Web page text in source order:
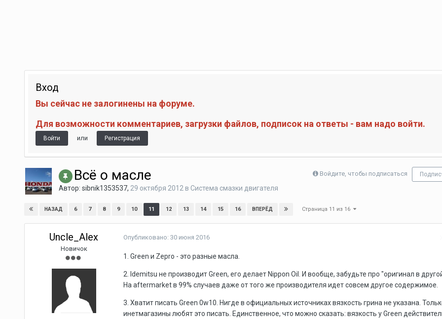
Вход
Вы сейчас не залогинены на форуме.
Для возможности комментариев, загрузки файлов, подписок на ответы - вам надо войти.
Войти или Регистрация
Войдите, чтобы подписаться
Всё о масле
Автор: sibnik1353537, 29 октября 2012 в Система смазки двигателя
НАЗАД 6 7 8 9 10 11 12 13 14 15 16 ВПЕРЁД Страница 11 из 16
Uncle_Alex
Новичок
Опубликовано: 30 июня 2016
1. Green и Zepro - это разные масла.
2. Idemitsu не производит Green, его делает Nippon Oil. И вообще, забудьте про "оригинал в
На aftermarket в 99% случаев даже от того же производителя идет совсем другое содержимое.
3. Хватит писать Green 0w10. Нигде в официальных источниках вязкость грина не указана.
инетмагазины любят это писать. Единственное, что можно сказать: вязкость у Green